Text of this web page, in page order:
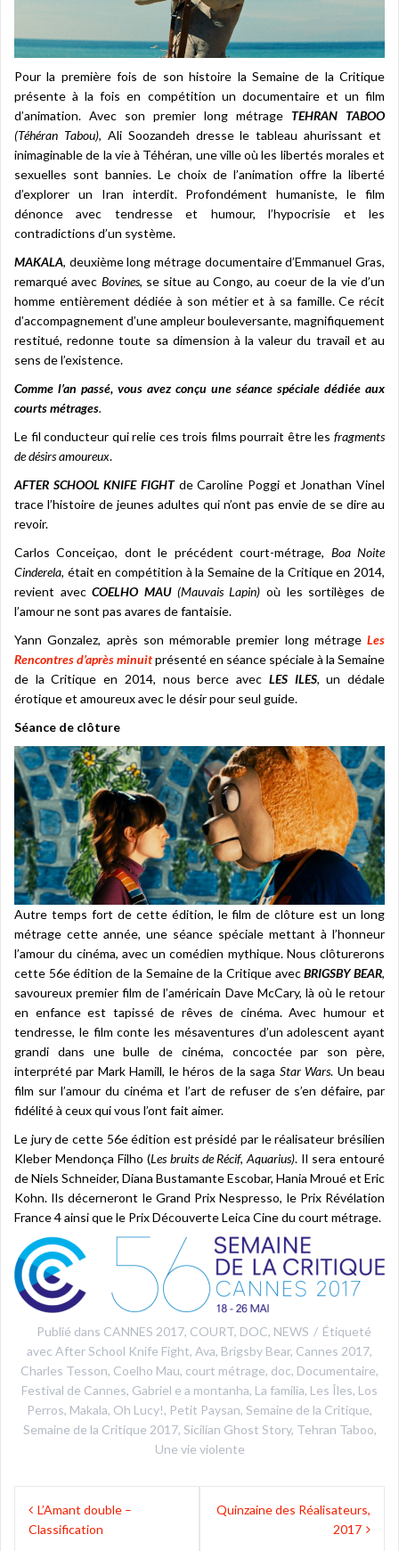
Pour la première fois de son histoire la Semaine de la Critique
présente à la fois en compétition un documentaire et un film
d’animation. Avec son premier long métrage TEHRAN TABOO
(Téhéran Tabou), Ali Soozandeh dresse le tableau ahurissant et
inimaginable de la vie à Téhéran, une ville où les libertés morales et
sexuelles sont bannies. Le choix de l’animation offre la liberté
d’explorer un Iran interdit. Profondément humaniste, le film
dénonce avec tendresse et humour, l’hypocrisie et les
contradictions d’un système.
MAKALA, deuxième long métrage documentaire d’Emmanuel Gras,
remarqué avec Bovines, se situe au Congo, au coeur de la vie d’un
homme entièrement dédiée à son métier et à sa famille. Ce récit
d’accompagnement d’une ampleur bouleversante, magnifiquement
restitué, redonne toute sa dimension à la valeur du travail et au
sens de l’existence.
Comme l’an passé, vous avez conçu une séance spéciale dédiée aux
courts métrages.
Le fil conducteur qui relie ces trois films pourrait être les fragments
de désirs amoureux.
AFTER SCHOOL KNIFE FIGHTde Caroline Poggi et Jonathan Vinel
trace l’histoire de jeunes adultes qui n’ont pas envie de se dire au
revoir.
Carlos Conceiçao, dont le précédent court-métrage, Boa Noite
Cinderela, était en compétition à la Semaine de la Critique en 2014,
revient avecCOELHO MAU(Mauvais Lapin)où les sortilèges de
l’amour ne sont pas avares de fantaisie.
Yann Gonzalez, après son mémorable premier long métrage Les
Rencontres d’après minuitprésenté en séance spéciale à la Semaine
de la Critique en 2014, nous berce avec LES ILES, un dédale
érotique et amoureux avec le désir pour seul guide.
Séance de clôture
Autre temps fort de cette édition, le film de clôture est un long
métrage cette année, une séance spéciale mettant à l’honneur
l’amour du cinéma, avec un comédien mythique. Nous clôturerons
cette 56e édition de la Semaine de la Critique avecBRIGSBY BEAR,
savoureux premier film de l’américain Dave McCary, là où le retour
en enfance est tapissé de rêves de cinéma. Avec humour et
tendresse, le film conte les mésaventures d’un adolescent ayant
grandi dans une bulle de cinéma, concoctée par son père,
interprété par Mark Hamill, le héros de la saga Star Wars. Un beau
film sur l’amour du cinéma et l’art de refuser de s’en défaire, par
fidélité à ceux qui vous l’ont fait aimer.
Le jury de cette 56e édition est présidé par le réalisateur brésilien
Kleber Mendonça Filho (Les bruits de Récif,Aquarius). Il sera entouré
de Niels Schneider, Diana Bustamante Escobar, Hania Mroué et Eric
Kohn. Ils décerneront le Grand Prix Nespresso, le Prix Révélation
France 4 ainsi que le Prix Découverte Leica Cine du court métrage.
Publié dans CANNES 2017, COURT, DOC, NEWS
Étiqueté
avec After School Knife Fight, Ava, Brigsby Bear, Cannes 2017,
Charles Tesson, Coelho Mau, court métrage, doc, Documentaire,
Festival de Cannes, Gabriel e a montanha, La familia, Les Îles, Los
Perros, Makala, Oh Lucy!, Petit Paysan, Semaine de la Critique,
Semaine de la Critique 2017, Sicilian Ghost Story, Tehran Taboo,
Une vie violente
Navigation
deL’Amant double –
Classification
Quinzaine des Réalisateurs,
2017